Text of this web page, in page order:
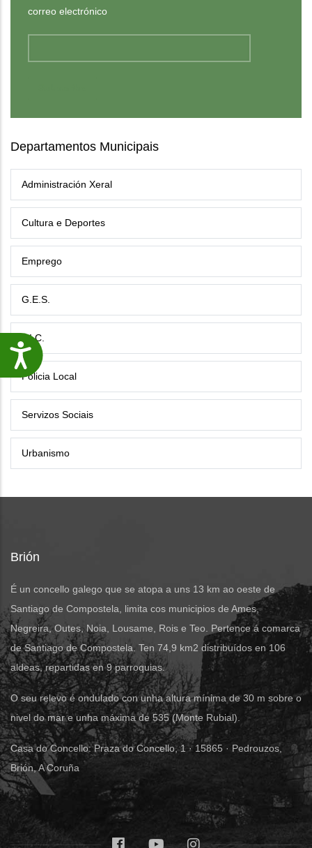
Accesibilidade
correo electrónico
Departamentos Municipais
Administración Xeral
Cultura e Deportes
Emprego
G.E.S.
P.I.C.
Policia Local
Servizos Sociais
Urbanismo
Brión
É un concello galego que se atopa a uns 13 km ao oeste de
Santiago de Compostela, limita cos municipios de Ames,
Negreira, Outes, Noia, Lousame, Rois e Teo. Pertence á comarca
de Santiago de Compostela. Ten 74,9 km2 distribuídos en 106
aldeas, repartidas en 9 parroquias.
O seu relevo é ondulado con unha altura mínima de 30 m sobre o
nivel do mar e unha máxima de 535 (Monte Rubial).
Casa do Concello: Praza do Concello, 1 · 15865 · Pedrouzos,
Brión, A Coruña